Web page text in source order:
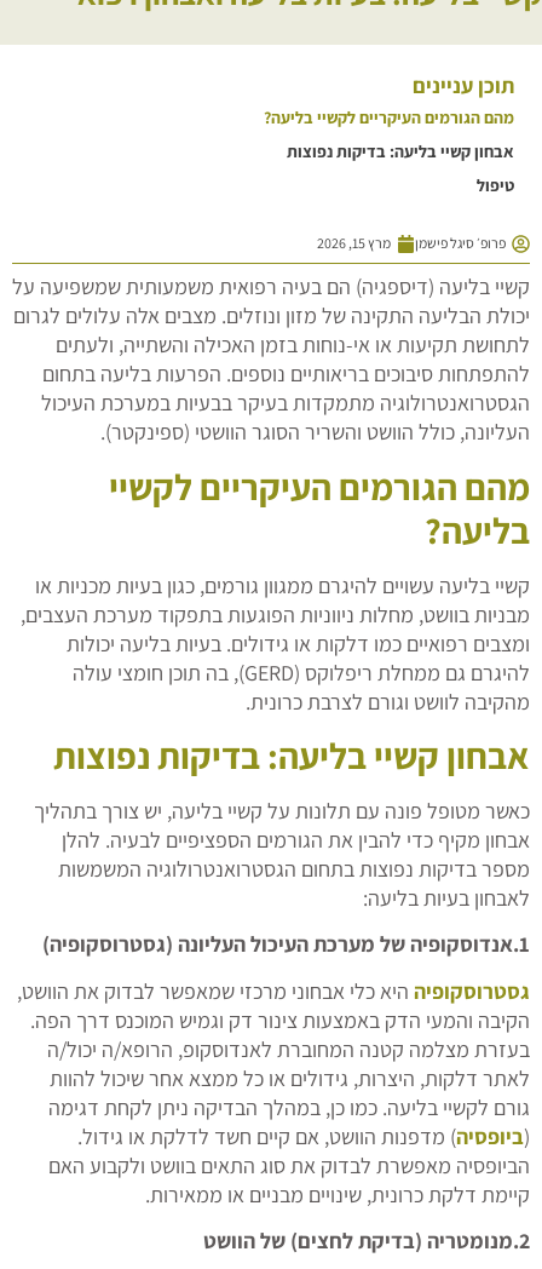
תוכן עניינים
מהם הגורמים העיקריים לקשיי בליעה?
אבחון קשיי בליעה: בדיקות נפוצות
טיפול
פרופ׳ סיגל פישמן מרץ 15, 2026
קשיי בליעה (דיספגיה) הם בעיה רפואית משמעותית שמשפיעה על
יכולת הבליעה התקינה של מזון ונוזלים. מצבים אלה עלולים לגרום
לתחושת תקיעות או אי-נוחות בזמן האכילה והשתייה, ולעתים
להתפתחות סיבוכים בריאותיים נוספים. הפרעות בליעה בתחום
הגסטרואנטרולוגיה מתמקדות בעיקר בבעיות במערכת העיכול
העליונה, כולל הוושט והשריר הסוגר הוושטי (ספינקטר).
מהם הגורמים העיקריים לקשיי
בליעה?
קשיי בליעה עשויים להיגרם ממגוון גורמים, כגון בעיות מכניות או
מבניות בוושט, מחלות ניווניות הפוגעות בתפקוד מערכת העצבים,
ומצבים רפואיים כמו דלקות או גידולים. בעיות בליעה יכולות
להיגרם גם ממחלת ריפלוקס (GERD), בה תוכן חומצי עולה
מהקיבה לוושט וגורם לצרבת כרונית.
אבחון קשיי בליעה: בדיקות נפוצות
כאשר מטופל פונה עם תלונות על קשיי בליעה, יש צורך בתהליך
אבחון מקיף כדי להבין את הגורמים הספציפיים לבעיה. להלן
מספר בדיקות נפוצות בתחום הגסטרואנטרולוגיה המשמשות
לאבחון בעיות בליעה:
1.אנדוסקופיה של מערכת העיכול העליונה (גסטרוסקופיה)
גסטרוסקופיה היא כלי אבחוני מרכזי שמאפשר לבדוק את הוושט,
הקיבה והמעי הדק באמצעות צינור דק וגמיש המוכנס דרך הפה.
בעזרת מצלמה קטנה המחוברת לאנדוסקופ, הרופא/ה יכול/ה
לאתר דלקות, היצרות, גידולים או כל ממצא אחר שיכול להוות
גורם לקשיי בליעה. כמו כן, במהלך הבדיקה ניתן לקחת דגימה
(ביופסיה) מדפנות הוושט, אם קיים חשד לדלקת או גידול.
הביופסיה מאפשרת לבדוק את סוג התאים בוושט ולקבוע האם
קיימת דלקת כרונית, שינויים מבניים או ממאירות.
2.מנומטריה (בדיקת לחצים) של הוושט